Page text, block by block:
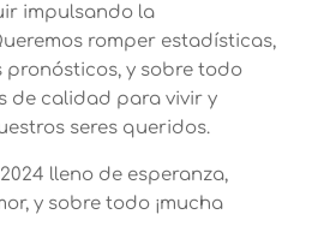
impulsando la
romper estadísticas,
pronósticos, y sobre todo
de calidad para vivir y
seres queridos.
lleno de esperanza,
y sobre todo ¡mucha